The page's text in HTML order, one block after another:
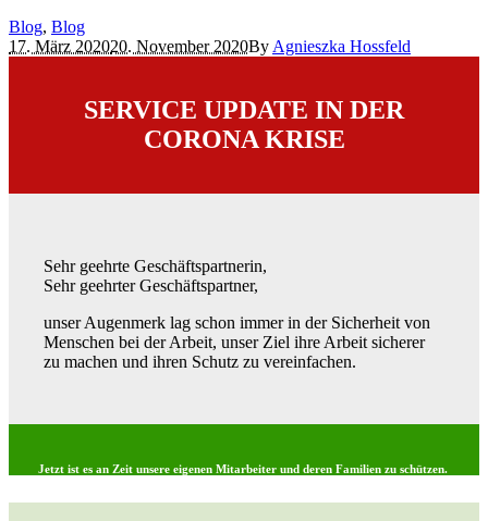
Blog, Blog
17. März 202020. November 2020By Agnieszka Hossfeld
SERVICE UPDATE IN DER
CORONA KRISE
Sehr geehrte Geschäftspartnerin,
Sehr geehrter Geschäftspartner,
unser Augenmerk lag schon immer in der Sicherheit von
Menschen bei der Arbeit, unser Ziel ihre Arbeit sicherer
zu machen und ihren Schutz zu vereinfachen.
Jetzt ist es an Zeit unsere eigenen Mitarbeiter und deren Familien zu schützen.